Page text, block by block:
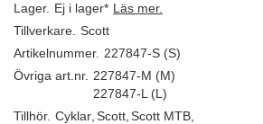
Lager. Ej i lager* Läs mer.
Tillverkare. Scott
Artikelnummer. 227847-S (S)
Övriga art.nr. 227847-M (M)
227847-L (L)
Tillhör. Cyklar Scott Scott MTB